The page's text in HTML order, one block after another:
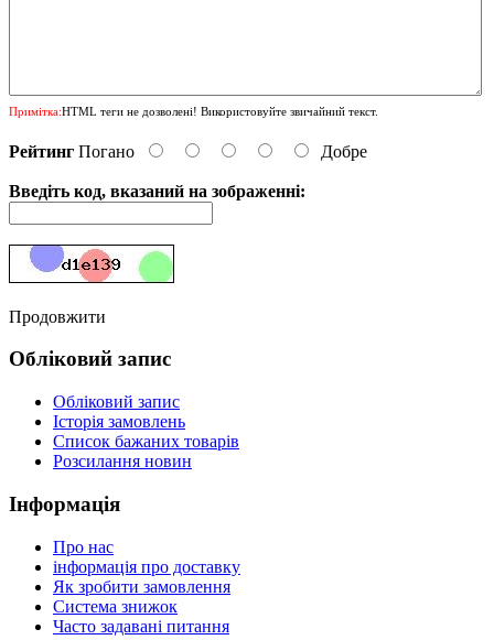
Примітка:HTML теги не дозволені! Використовуйте звичайний текст.
Рейтинг Погано Добре
Введіть код, вказаний на зображенні:
Продовжити
Обліковий запис
Обліковий запис
Історія замовлень
Список бажаних товарів
Розсилання новин
Інформація
Про нас
інформація про доставку
Як зробити замовлення
Система знижок
Часто задавані питання